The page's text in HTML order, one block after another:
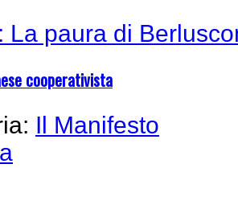
La paura di
cooperativista
Il Manifesto